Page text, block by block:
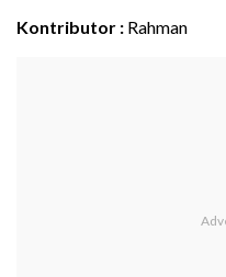
Kontributor : Rahman